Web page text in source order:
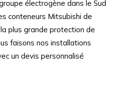
électrogène dans le Sud
conteneurs Mitsubishi de
plus grande protection de
faisons nos installations
un devis personnalisé